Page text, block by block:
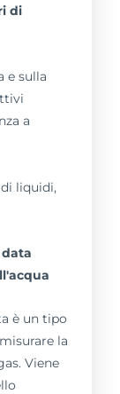
di
e sulla
a
liquidi,
è un tipo
la
Viene